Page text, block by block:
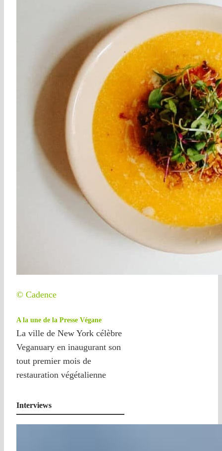
© Cadence
A la une de la Presse Végane
La ville de New York célèbre
Veganuary en inaugurant son
tout premier mois de
restauration végétalienne
Interviews